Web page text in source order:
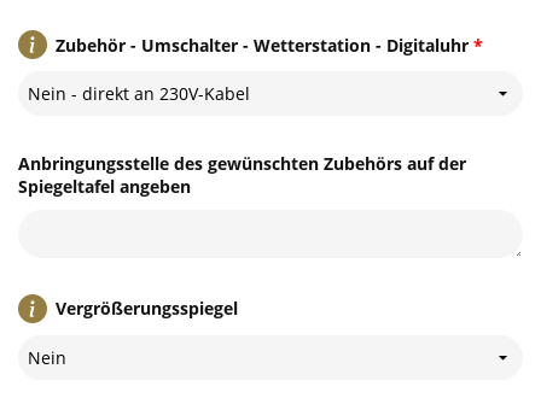
*
Zubehör - Umschalter - Wetterstation - Digitaluhr
Nein - direkt an 230V-Kabel
Anbringungsstelle des gewünschten Zubehörs auf der
Spiegeltafel angeben
Vergrößerungsspiegel
Nein